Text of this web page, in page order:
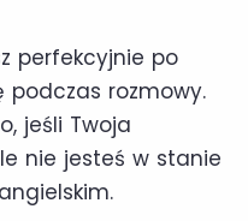
perfekcyjnie po
podczas rozmowy.
jeśli Twoja
nie jesteś w stanie